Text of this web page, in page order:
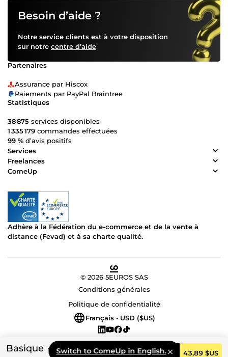
Basique Commander 43,89 $US
Switch to ComeUp in English.
Besoin d’aide ?
Notre service clients est à votre disposition
sur notre centre d’aide
Partenaires
Assurance par Hiscox
Paiements par PayPal Braintree
Statistiques
38 875 services disponibles
1 335 179 commandes effectuées
99 % d’avis positifs
Services
Freelances
ComeUp
Adhère à la Fédération du e-commerce et de la vente à
distance (Fevad) et à sa charte qualité.
© 2026 5EUROS SAS
Conditions générales
Politique de confidentialité
Français • USD ($US)